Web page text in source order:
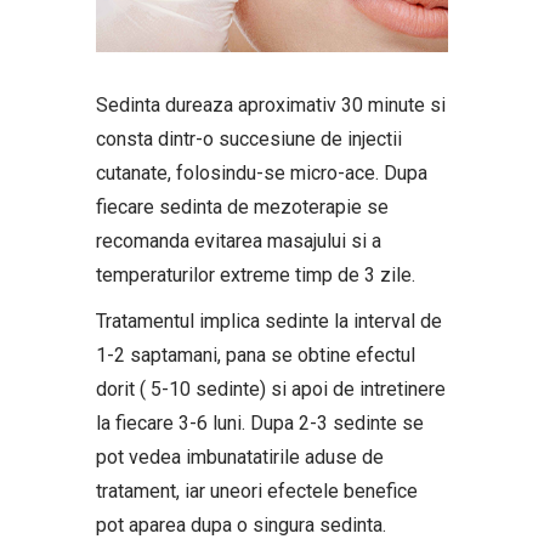
Sedinta dureaza aproximativ 30 minute si
consta dintr-o succesiune de injectii
cutanate, folosindu-se micro-ace. Dupa
fiecare sedinta de mezoterapie se
recomanda evitarea masajului si a
temperaturilor extreme timp de 3 zile.
Tratamentul implica sedinte la interval de
1-2 saptamani, pana se obtine efectul
dorit ( 5-10 sedinte) si apoi de intretinere
la fiecare 3-6 luni. Dupa 2-3 sedinte se
pot vedea imbunatatirile aduse de
tratament, iar uneori efectele benefice
pot aparea dupa o singura sedinta.